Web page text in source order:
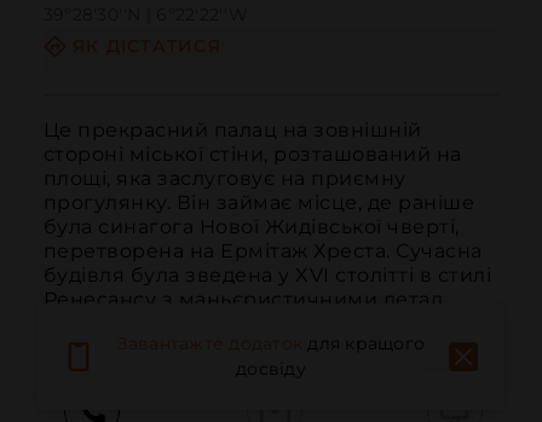
Це прекрасний палац на зовнішній
стороні міської стіни, розташований на
площі, яка заслуговує на приємну
прогулянку. Він займає місце, де раніше
була синагога Нової Жидівської чверті,
перетворена на Ермітаж Хреста. Сучасна
будівля була зведена у XVI столітті в стилі
Ренесансу з маньєристичними детал...
для кращого
досвіду